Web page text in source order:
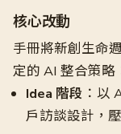
核心改動
手冊將新創生命
定的 AI 整合策略
Idea 階段 ：以
戶訪談設計，